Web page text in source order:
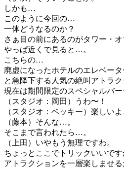
しかも…
このように今回の…
一体どうなるのか？
さぁ目の前にあるのがタワー・オ
やっぱ近くで見ると…。
こちらの…
廃虚になったホテルのエレベー
と急降下する人気の絶叫アトラ
現在は期間限定のスペシャルバー
（スタジオ：岡田）うわ〜！
（スタジオ：ベッキー）楽しいよ
（藤本）そんな…。
そこまで言われたら…。
（上田）いやもう無理ですわ。
ちょっとここでトリックいいで
アトラクションを一層楽しませ